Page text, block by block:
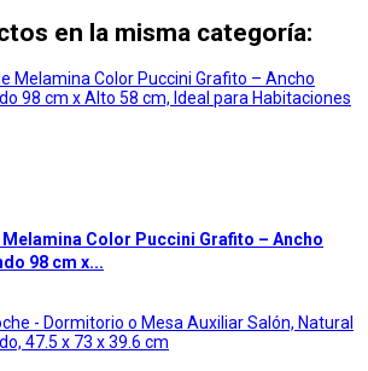
en la misma categoría:
Melamina Color Puccini Grafito – Ancho
98 cm x...